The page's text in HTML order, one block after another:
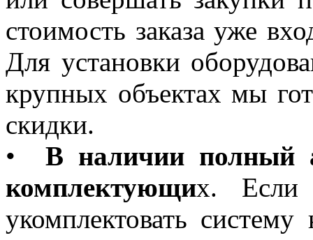
стоимость заказа уже
Для установки
крупных объектах мы
скидки.
• В наличии полный
комплектующих. Если
укомплектовать